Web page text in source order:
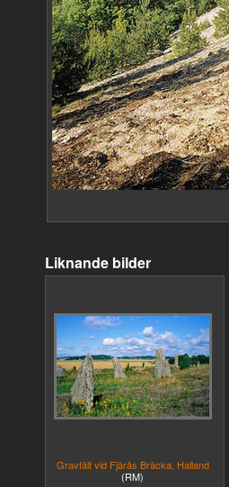
Liknande bilder
Gravfält vid Fjärås Bräcka, Halland
(RM)